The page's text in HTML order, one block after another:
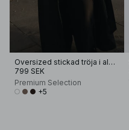
Oversized stickad tröja i alpackamix
799 SEK
Premium Selection
+5